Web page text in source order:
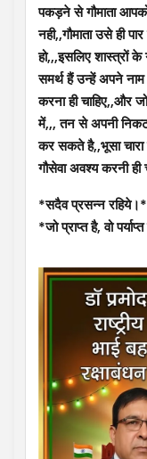
पकड़ने से गौमाता
नही,,गौमाता उसे ही
हो,,,इसलिए शास्त्रों के
समर्थ हैं उन्हें अपने
करना ही चाहिए,,और
में,,, तन से अपनी
कर सकते है,,भूसा
गौसेवा अवश्य करनी
*सदैव प्रसन्न रहिये।*
*जो प्राप्त है, वो